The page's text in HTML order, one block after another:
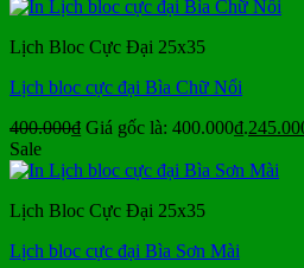
Lịch Bloc Cực Đại 25x35
Lịch bloc cực đại Bìa Chữ Nổi
400.000₫ Giá gốc là: 400.000₫.
Sale
Lịch Bloc Cực Đại 25x35
Lịch bloc cực đại Bìa Sơn Mài